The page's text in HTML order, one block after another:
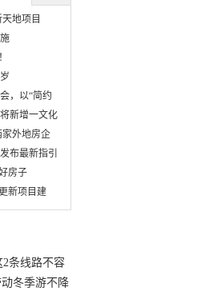
地项目
，以“简约
新增一文化
外地房企
布最新指引
房子
新项目建
条线路不容
冬季游不降